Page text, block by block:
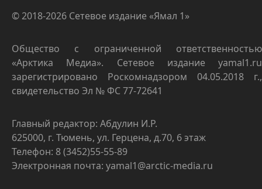
© 2018-2026 Сетевое издание «Ямал 1»
Общество с ограниченной ответственностью
«Арктика Медиа». Сетевое издание yamal1.ru
зарегистрировано Роскомнадзором 04.05.2018 г.,
свидетельство Эл № ФС 77-72641
Главный редактор: Абдулин И.Р.
625000, г. Тюмень, ул. Герцена, д.70, 6 этаж
Телефон: 8 (3452)55-55-89
Электронная почта: yamal1@arctic-media.ru